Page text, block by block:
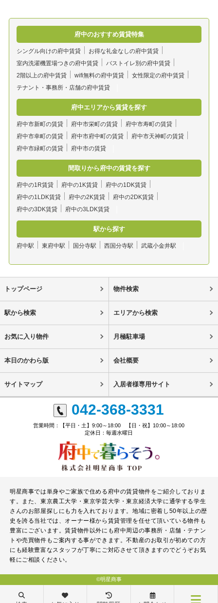
府中のおすすめ賃貸特集
シングル向けの府中賃貸
お得な礼金なしの府中賃貸
室内洗濯機置場つきの府中賃貸
バストイレ別の府中賃貸
2階以上の府中賃貸
wifi無料の府中賃貸
女性限定の府中賃貸
テナント・事務所・店舗の府中賃貸
府中エリアから賃貸を探す
府中市新町の賃貸 府中市栄町の賃貸
府中市寿町の賃貸
府中市幸町の賃貸
府中市府中町の賃貸
府中市天神町の賃貸
府中市緑町の賃貸
府中市の賃貸
間取りから府中の賃貸を探す
府中の1R賃貸 府中の1K賃貸
府中の1DK賃貸
府中の1LDK賃貸
府中の2K賃貸
府中の2DK賃貸
府中の3DK賃貸
府中の3LDK賃貸
駅から探す
府中駅 東府中駅 国分寺駅 西国分寺駅 武蔵小金井駅
トップページ 物件検索
駅から検索 エリアから検索
お気に入り物件 月極駐車場
本日のかわら版 会社概要
サイトマップ 入居者様専用サイト
042-368-3331
営業時間：【平日・土】9:00～18:00 【日・祝】10:00～18:00
定休日：毎週水曜日
明星商事では単身やご家族で住める府中の賃貸物件をご紹介しておりま
す。また、東京農工大学・東京学芸大学・東京経済大学に通学する学生
さんのお部屋探しにも力を入れております。地域に密着し50年以上の歴
史を誇る当社では、オーナー様から賃貸管理を任せて頂いている物件も
豊富にございます。賃貸物件以外にも府中周辺の事務所・店舗・テナン
トや売買物件もご案内する事ができます。不動産のお取引が初めての方
にも経験豊富なスタッフが丁寧にご対応させて頂きますのでどうぞお気
軽にご相談ください。
©明星商事